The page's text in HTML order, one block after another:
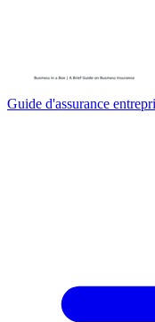
Guide d'assurance